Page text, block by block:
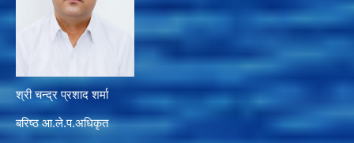
श्री चन्द्र प्रशाद शर्मा
बरिष्ठ आ.ले.प.अधिकृत